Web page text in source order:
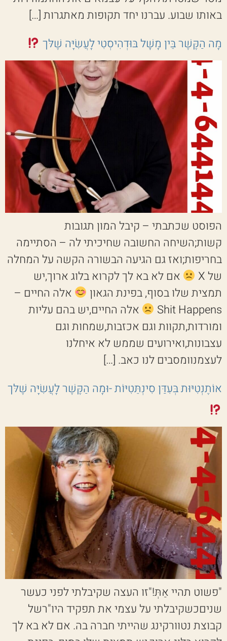
באותו שבוע. עברנו יחד תקופות מאתגרות […]
מָה הַקֶּשֶׁר בֵּין מָשָׁל בּוּדְהִיסְטִי לָעֲשִׂיָּה שֶׁלּך
הפוסט שכתבתי – קיבל המון תגובות
קשות;השיחה החשובה שחיכיתי לה – הסתיימה
בחריפות;ואז גם הגיעה הבשורה הקשה על המחלה
של X
אם לא בא לך לקרוא בלוג ארוך,יש
תמצית שלו בסוף, בפינת הגאון
אלה החיים –
Shit Happens
אלה החיים,יש בהם עליות
ומורדות,תקוות וגם אכזבות,שמחות וגם
עצבונות,ואירועים שממש לא איחלנו
לעצמנוומסבים לנו כאב. […]
אוֹתֶנְטִיּוּת בְּעִדַּן סִינְתֵּטִיּוֹת -וּמָה הַקֶּשֶׁר לָעֲשִׂיָּה שֶׁלּך
"פשוט תהיי אַתְּ!"זו העצה שקיבלתי לפני כעשר
שניםכשקיבלתי על עצמי את תפקיד היו"רשל
קבוצת נטוורקינג שהייתי חברה בה. אם לא בא לך